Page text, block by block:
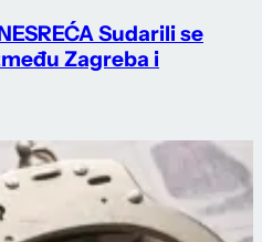
Sudarili se
Zagreba i